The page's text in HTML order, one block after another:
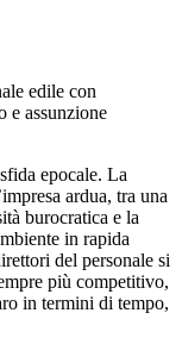
epocale. La
ardua, tra una
burocratica e la
in rapida
del personale si
più competitivo,
in termini di tempo,